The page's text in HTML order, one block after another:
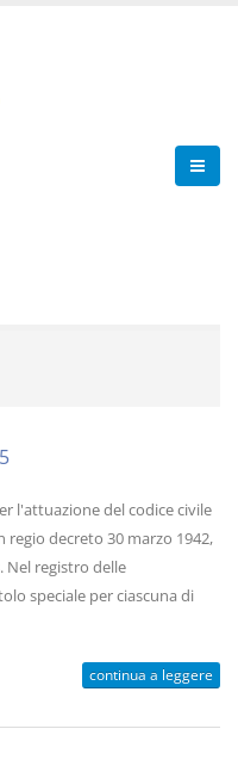
l'attuazione del codice civile
decreto 30 marzo 1942,
Nel registro delle
speciale per ciascuna di
continua a leggere